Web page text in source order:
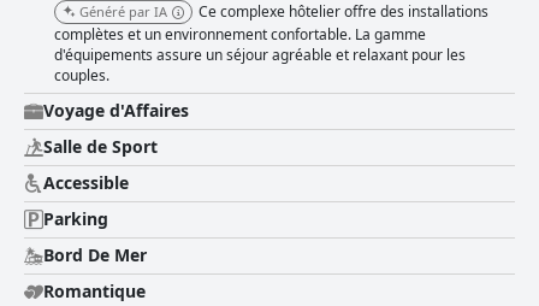
Généré par IA
Ce complexe hôtelier offre des installations
complètes et un environnement confortable. La gamme
d'équipements assure un séjour agréable et relaxant pour les
couples.
Voyage d'Affaires
Salle de Sport
Accessible
Parking
Bord De Mer
Romantique